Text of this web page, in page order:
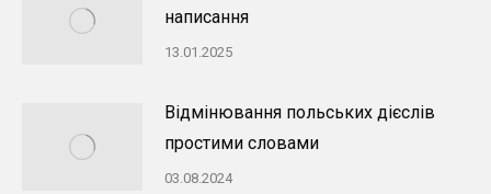
написання
13.01.2025
Відмінювання польських дієслів
простими словами
03.08.2024